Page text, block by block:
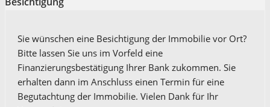
Sie wünschen eine Besichtigung der Immobilie vor Ort?
Bitte lassen Sie uns im Vorfeld eine
Finanzierungsbestätigung Ihrer Bank zukommen. Sie
erhalten dann im Anschluss einen Termin für eine
Begutachtung der Immobilie. Vielen Dank für Ihr